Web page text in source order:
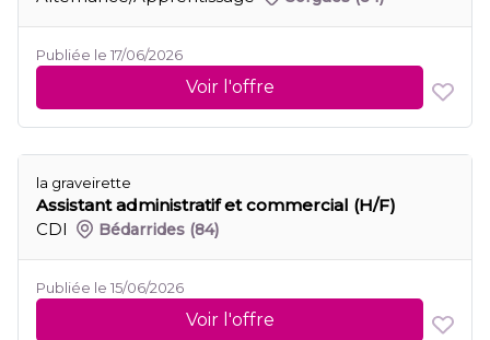
Publiée le 17/06/2026
Voir l'offre
la graveirette
Assistant administratif et commercial (H/F)
CDI
Bédarrides (84)
Publiée le 15/06/2026
Voir l'offre